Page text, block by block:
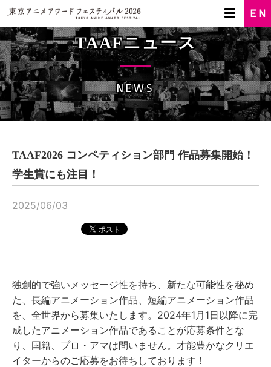
TAAFニュース
NEWS
TAAF2026 コンペティション部門 作品募集開始！
学生賞にも注目！
2025/06/03
独創的で強いメッセージ性を持ち、新たな可能性を秘め
た、長編アニメーション作品、短編アニメーション作品
を、全世界から募集いたします。2024年1月1日以降に完
成したアニメーション作品であることが応募条件とな
り、国籍、プロ・アマは問いません。才能豊かなクリエ
イターからのご応募をお待ちしております！